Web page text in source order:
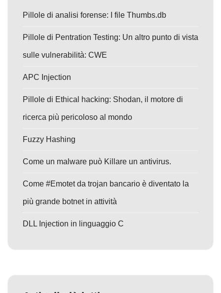
Pillole di analisi forense: I file Thumbs.db
Pillole di Pentration Testing: Un altro punto di vista
sulle vulnerabilità: CWE
APC Injection
Pillole di Ethical hacking: Shodan, il motore di
ricerca più pericoloso al mondo
Fuzzy Hashing
Come un malware può Killare un antivirus.
Come #Emotet da trojan bancario è diventato la
più grande botnet in attività
DLL Injection in linguaggio C